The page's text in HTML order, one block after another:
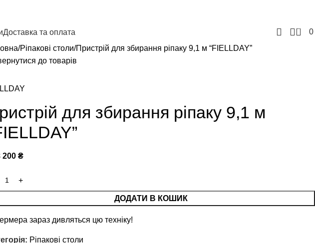
Доставка та оплата 0
0
Ріпакові столи Пристрій для збирання ріпаку 9,1 м “FIELLDAY”
до товарів
для збирання ріпаку 9,1 м
200 ₴
ДОДАТИ В КОШИК
зараз дивляться цю техніку!
Ріпакові столи